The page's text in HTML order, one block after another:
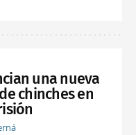
una nueva
chinches en